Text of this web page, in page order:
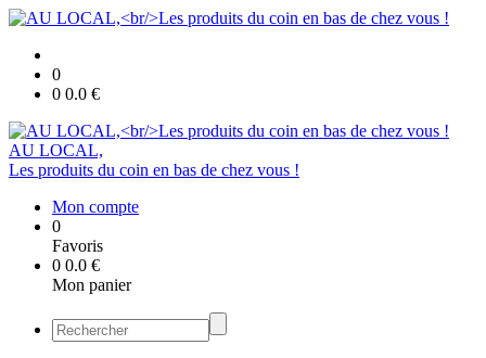
0
0 0.0 €
AU LOCAL,
Les produits du coin en bas de chez vous !
Mon compte
0
Favoris
0 0.0 €
Mon panier